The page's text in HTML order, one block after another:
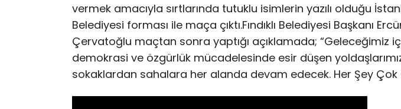
vermek amacıyla sırtlarında tutuklu isimlerin yazılı olduğu
Belediyesi forması ile maça çıktı.Fındıklı Belediyesi Başkanı
Çervatoğlu maçtan sonra yaptığı açıklamada; “Geleceğimiz
demokrasi ve özgürlük mücadelesinde esir düşen
sokaklardan sahalara her alanda devam edecek. Her Şey Çok